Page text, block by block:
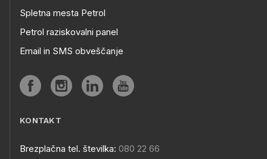
Spletna mesta Petrol
Petrol raziskovalni panel
Email in SMS obveščanje
KONTAKT
Brezplačna tel. številka: 080 22 66